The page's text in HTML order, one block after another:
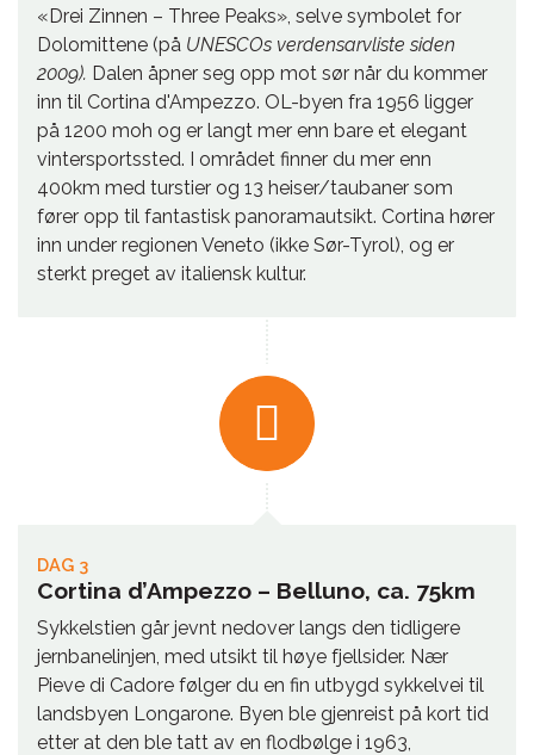
«Drei Zinnen – Three Peaks», selve symbolet for
Dolomittene (på UNESCOs verdensarvliste siden
2009). Dalen åpner seg opp mot sør når du kommer
inn til Cortina d'Ampezzo. OL-byen fra 1956 ligger
på 1200 moh og er langt mer enn bare et elegant
vintersportssted. I området finner du mer enn
400km med turstier og 13 heiser/taubaner som
fører opp til fantastisk panoramautsikt. Cortina hører
inn under regionen Veneto (ikke Sør-Tyrol), og er
sterkt preget av italiensk kultur.
DAG 3
Cortina d’Ampezzo – Belluno, ca. 75km
Sykkelstien går jevnt nedover langs den tidligere
jernbanelinjen, med utsikt til høye fjellsider. Nær
Pieve di Cadore følger du en fin utbygd sykkelvei til
landsbyen Longarone. Byen ble gjenreist på kort tid
etter at den ble tatt av en flodbølge i 1963,